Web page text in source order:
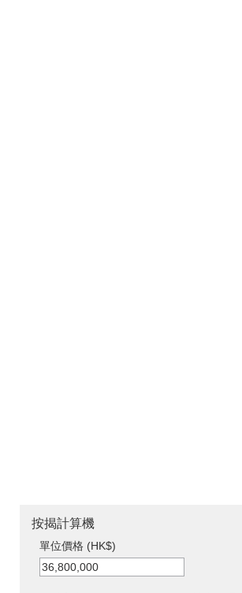
按揭計算機
單位價格 (HK$)